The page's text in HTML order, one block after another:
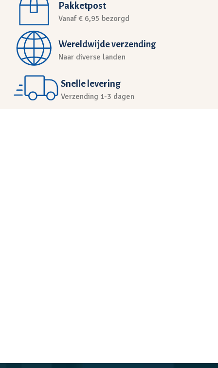
Pakketpost
Vanaf € 6,95 bezorgd
Wereldwijde verzending
Naar diverse landen
Snelle levering
Verzending 1-3 dagen